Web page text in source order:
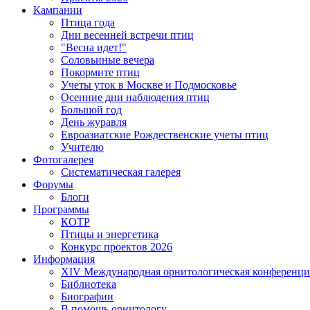
Кампании
Птица года
Дни весенней встречи птиц
"Весна идет!"
Соловьиные вечера
Покормите птиц
Учеты уток в Москве и Подмосковье
Осенние дни наблюдения птиц
Большой год
День журавля
Евроазиатские Рождественские учеты птиц
Учителю
Фотогалерея
Систематическая галерея
Форумы
Блоги
Программы
КОТР
Птицы и энергетика
Конкурс проектов 2026
Информация
XIV Международная орнитологическая
Библиотека
Биографии